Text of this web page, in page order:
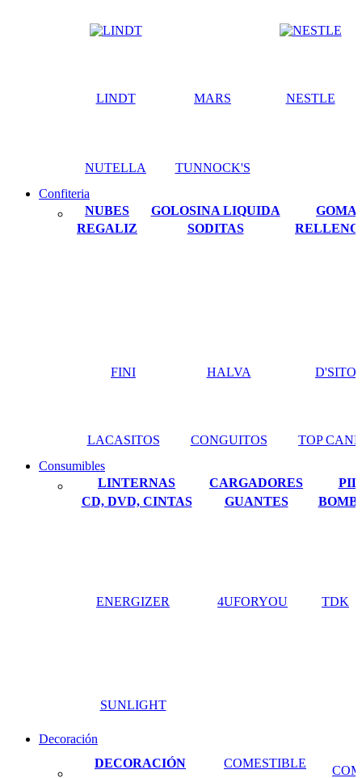
LINDT MARS NESTLE
NUTELLA
TUNNOCK'S
Confiteria
NUBES
GOLOSINA LIQUIDA
REGALIZ
SODITAS
FINI HALVA D'SITO
LACASITOS CONGUITOS
TOP
Consumibles
LINTERNAS
CARGADORES
CD, DVD, CINTAS
GUANTES
ENERGIZER 4UFORYOU TDK
SUNLIGHT
Decoración
DECORACIÓN
COMESTIBLE